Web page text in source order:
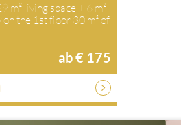
m² living space + 6 m²
the 1st floor 30 m² of
ab € 175